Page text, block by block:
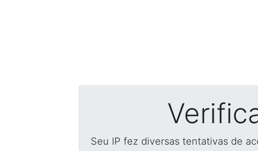
Seu IP fez diversas tentativas de